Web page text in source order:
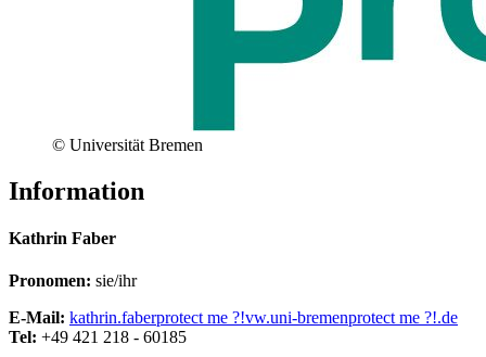
© Universität Bremen
Information
Kathrin Faber
Pronomen: sie/ihr
E-Mail: kathrin.faberprotect me ?!vw.uni-bremenprotect me ?!.de
Tel: +49 421 218 - 60185